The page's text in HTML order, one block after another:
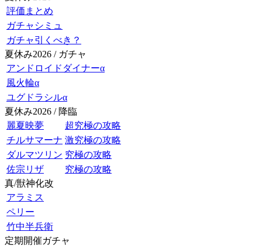
評価まとめ
ガチャシミュ
ガチャ引くべき？
夏休み2026 / ガチャ
アンドロイドダイナーα
風火輪α
ユグドラシルα
夏休み2026 / 降臨
麗夏映夢
超究極の攻略
チルサマーナ 激究極の攻略
ダルマツリン 究極の攻略
佐宗リザ
究極の攻略
真/獣神化改
アラミス
ペリー
竹中半兵衛
定期開催ガチャ